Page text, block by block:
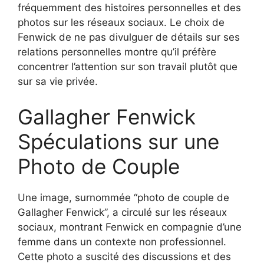
fréquemment des histoires personnelles et des
photos sur les réseaux sociaux. Le choix de
Fenwick de ne pas divulguer de détails sur ses
relations personnelles montre qu’il préfère
concentrer l’attention sur son travail plutôt que
sur sa vie privée.
Gallagher Fenwick
Spéculations sur une
Photo de Couple
Une image, surnommée “photo de couple de
Gallagher Fenwick”, a circulé sur les réseaux
sociaux, montrant Fenwick en compagnie d’une
femme dans un contexte non professionnel.
Cette photo a suscité des discussions et des